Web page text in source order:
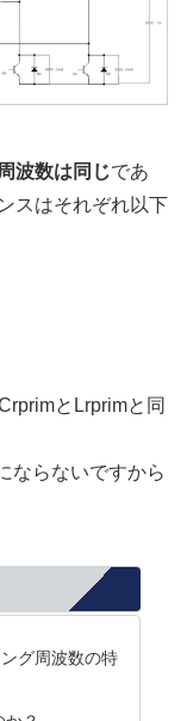
波数は同じであ
スはそれぞれ以下
とLrprimと同
ならないですから
グ周波数の特